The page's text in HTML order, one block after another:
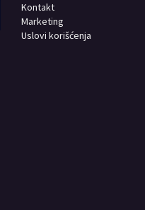
Kontakt
Marketing
Uslovi korišćenja